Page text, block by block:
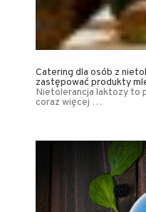
Catering dla osób z
zastępować produkty
Nietolerancja laktozy to
coraz więcej …